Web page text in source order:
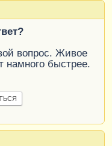
вопрос. Живое
намного быстрее.